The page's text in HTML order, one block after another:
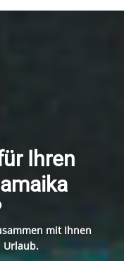
Ihren
mit Ihnen
Urlaub.